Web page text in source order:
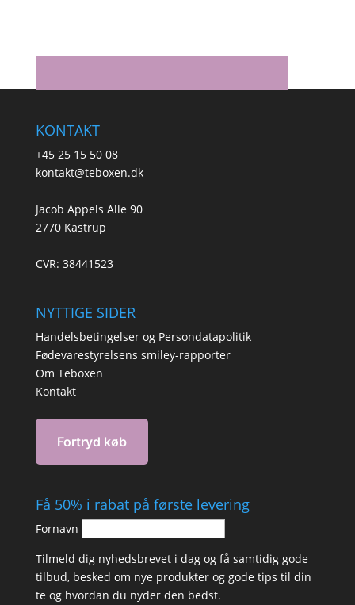
KONTAKT
+45 25 15 50 08
kontakt@teboxen.dk
Jacob Appels Alle 90
2770 Kastrup
CVR: 38441523
NYTTIGE SIDER
Handelsbetingelser og Persondatapolitik
Fødevarestyrelsens smiley-rapporter
Om Teboxen
Kontakt
Få 50% i rabat på første levering
Fornavn
Tilmeld dig nyhedsbrevet i dag og få samtidig gode
tilbud, besked om nye produkter og gode tips til din
te og hvordan du nyder den bedst.